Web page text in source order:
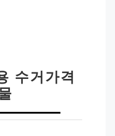
수거가격